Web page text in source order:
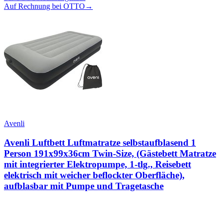
Auf Rechnung bei OTTO →
Avenli
Avenli Luftbett Luftmatratze selbstaufblasend 1
Person 191x99x36cm Twin-Size, (Gästebett Matratze
mit integrierter Elektropumpe, 1-tlg., Reisebett
elektrisch mit weicher beflockter Oberfläche),
aufblasbar mit Pumpe und Tragetasche